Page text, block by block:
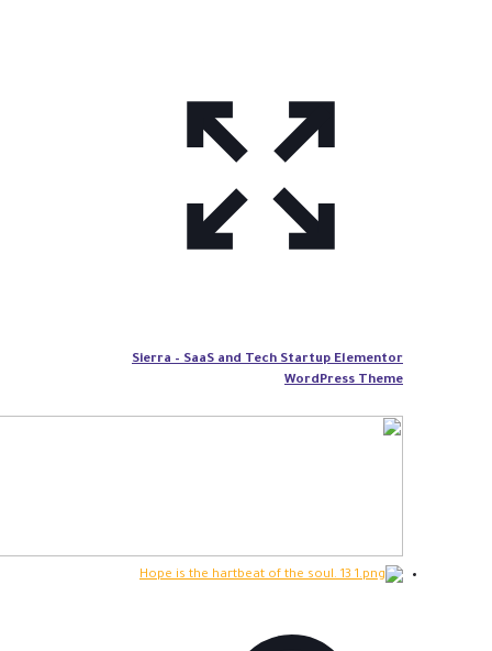
Sierra – SaaS and Tech Startup Elementor
WordPress Theme